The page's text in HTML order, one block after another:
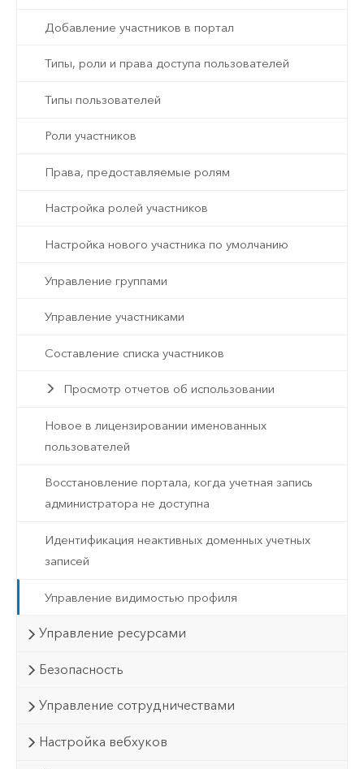
Добавление участников в портал
Типы, роли и права доступа пользователей
Типы пользователей
Роли участников
Права, предоставляемые ролям
Настройка ролей участников
Настройка нового участника по умолчанию
Управление группами
Управление участниками
Составление списка участников
Просмотр отчетов об использовании
Новое в лицензировании именованных
пользователей
Восстановление портала, когда учетная запись
администратора не доступна
Идентификация неактивных доменных учетных
записей
Управление видимостью профиля
Управление ресурсами
Безопасность
Управление сотрудничествами
Настройка вебхуков